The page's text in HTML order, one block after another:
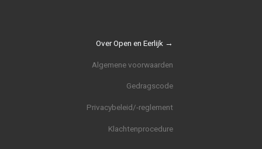
Over Open en Eerlijk →
Algemene voorwaarden
Gedragscode
Privacybeleid/-reglement
Klachtenprocedure